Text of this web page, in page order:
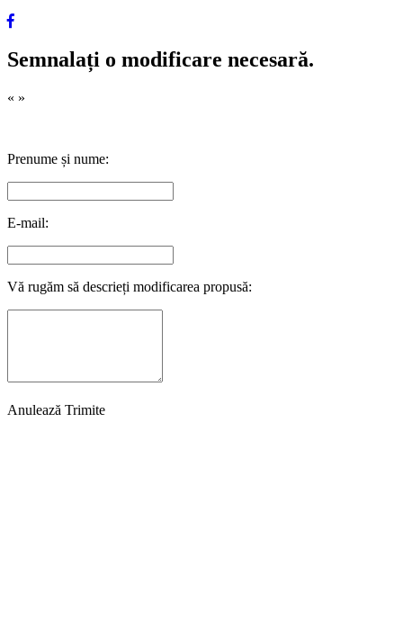
Semnalați o modificare necesară.
« »
Prenume și nume:
E-mail:
Vă rugăm să descrieți modificarea propusă:
Anulează Trimite